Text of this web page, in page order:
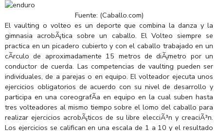
Fuente: (Caballo.com)
El vaulting o volteo es un deporte que combina la danza y la
gimnasia acrobÃ¡tica sobre un caballo. El Volteo siempre se
practica en un picadero cubierto y con el caballo trabajado en un
cÃ­rculo de aproximadamente 15 metros de diÃ¡metro por un
conductor de cuerda. Las competencias de vaulting pueden ser
individuales, de a parejas o en equipo. El volteador ejecuta unos
ejercicios obligatorios de acuerdo con su nivel de desarrollo y
participa en una coreografÃ­a en equipo en la cual suben hasta
tres volteadores al mismo tiempo sobre el lomo del caballo para
realizar ejercicios acrobÃ¡ticos de su libre elecciÃ³n y creaciÃ³n.
Los ejercicios se califican en una escala de 1 a 10 y el resultado